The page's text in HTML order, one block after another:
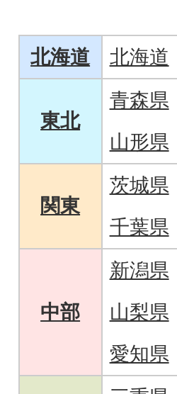
北海道 北海道
東北
青森県
山形県
関東
茨城県
千葉県
中部
新潟県
山梨県
愛知県